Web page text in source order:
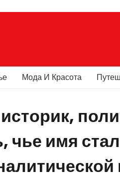
Мода И Красота
чье имя